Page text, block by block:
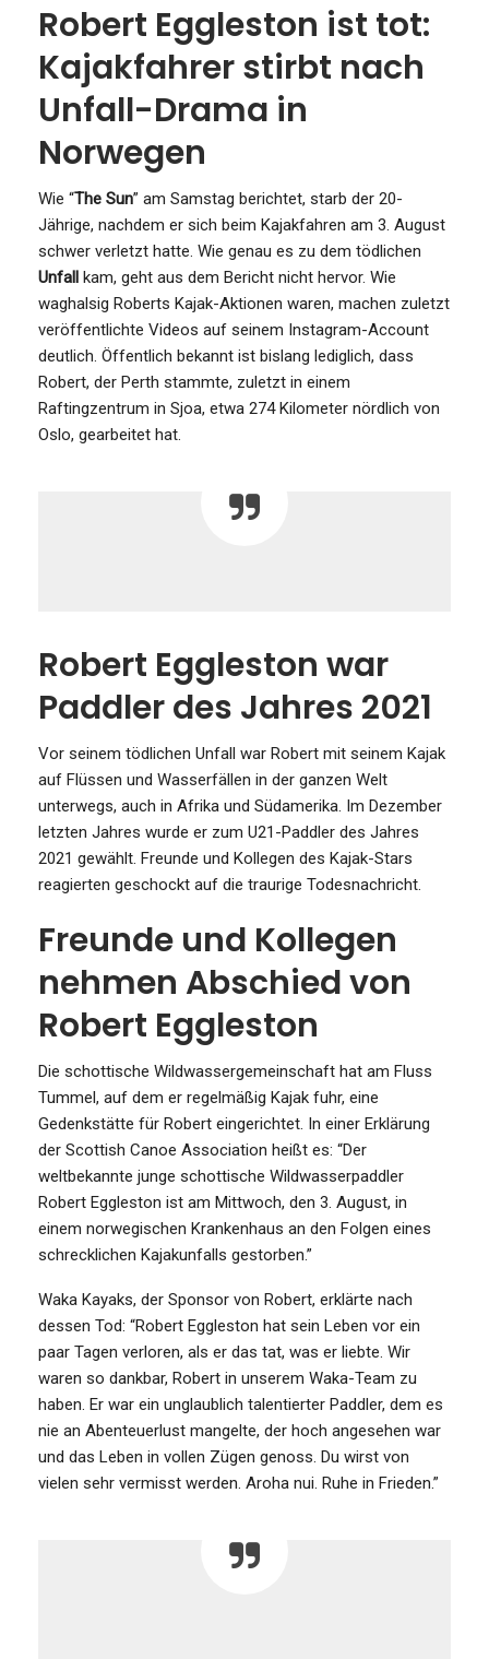
Robert Eggleston ist tot:
Kajakfahrer stirbt nach
Unfall-Drama in
Norwegen
Wie “The Sun” am Samstag berichtet, starb der 20-
Jährige, nachdem er sich beim Kajakfahren am 3. August
schwer verletzt hatte. Wie genau es zu dem tödlichen
Unfall kam, geht aus dem Bericht nicht hervor. Wie
waghalsig Roberts Kajak-Aktionen waren, machen zuletzt
veröffentlichte Videos auf seinem Instagram-Account
deutlich. Öffentlich bekannt ist bislang lediglich, dass
Robert, der Perth stammte, zuletzt in einem
Raftingzentrum in Sjoa, etwa 274 Kilometer nördlich von
Oslo, gearbeitet hat.
Robert Eggleston war
Paddler des Jahres 2021
Vor seinem tödlichen Unfall war Robert mit seinem Kajak
auf Flüssen und Wasserfällen in der ganzen Welt
unterwegs, auch in Afrika und Südamerika. Im Dezember
letzten Jahres wurde er zum U21-Paddler des Jahres
2021 gewählt. Freunde und Kollegen des Kajak-Stars
reagierten geschockt auf die traurige Todesnachricht.
Freunde und Kollegen
nehmen Abschied von
Robert Eggleston
Die schottische Wildwassergemeinschaft hat am Fluss
Tummel, auf dem er regelmäßig Kajak fuhr, eine
Gedenkstätte für Robert eingerichtet. In einer Erklärung
der Scottish Canoe Association heißt es: “Der
weltbekannte junge schottische Wildwasserpaddler
Robert Eggleston ist am Mittwoch, den 3. August, in
einem norwegischen Krankenhaus an den Folgen eines
schrecklichen Kajakunfalls gestorben.”
Waka Kayaks, der Sponsor von Robert, erklärte nach
dessen Tod: “Robert Eggleston hat sein Leben vor ein
paar Tagen verloren, als er das tat, was er liebte. Wir
waren so dankbar, Robert in unserem Waka-Team zu
haben. Er war ein unglaublich talentierter Paddler, dem es
nie an Abenteuerlust mangelte, der hoch angesehen war
und das Leben in vollen Zügen genoss. Du wirst von
vielen sehr vermisst werden. Aroha nui. Ruhe in Frieden.”